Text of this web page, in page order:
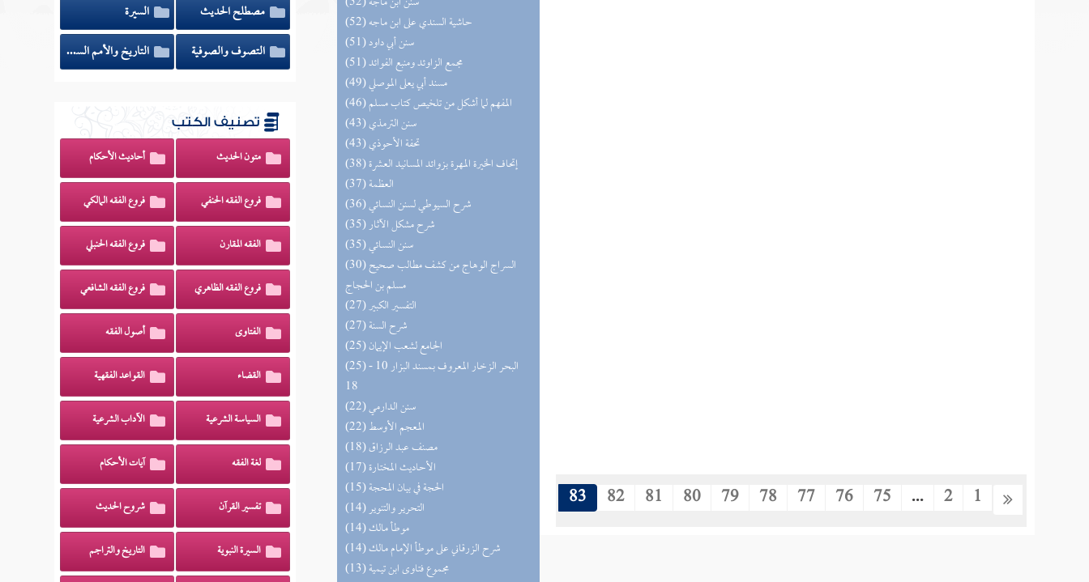
(52) حاشية السندي على ابن ماجه
(51) سنن أبي داود
(51) مجمع الزاوئد ومنبع الفوائد
(49) مسند أبي يعلى الموصلي
(46) المفهم لما أشكل من تلخيص كتاب مسلم
(43) سنن الترمذي
(43) تحفة الأحوذي
(38) إتحاف الخيرة المهرة بزوائد المسانيد العشرة
(37) العظمة
(36) شرح السيوطي لسنن النسائي
(35) شرح مشكل الآثار
(35) سنن النسائي
(30) السراج الوهاج من كشف مطالب صحيح
مسلم بن الحجاج
(27) التفسير الكبير
(27) شرح السنة
(25) الجامع لشعب الإيمان
(25) البحر الزخار المعروف بمسند البزار 10 -
18
(22) سنن الدارمي
(22) المعجم الأوسط
(18) مصنف عبد الرزاق
(17) الأحاديث المختارة
(15) الحجة في بيان المحجة
(14) التحرير والتنوير
(14) موطأ مالك
(14) شرح الزرقاني على موطأ الإمام مالك
(13) مجموع فتاوى ابن تيمية
1
2
...
75
76
77
78
79
80
81
82
83
مصطلح الحديث
السيرة
التصوف والصوفية
التاريخ والأمم السابقة
تصنيف الكتب
متون الحديث أحاديث الأحكام
فروع الفقه الحنفي فروع الفقه المالكي
الفقه المقارن فروع الفقه الحنبلي
فروع الفقه الظاهري فروع الفقه الشافعي
الفتاوى أصول الفقه
القضاء القواعد الفقهية
السياسة الشرعية الآداب الشرعية
لغة الفقه آيات الأحكام
تفسير القرآن شروح الحديث
السيرة النبوية التاريخ والتراجم